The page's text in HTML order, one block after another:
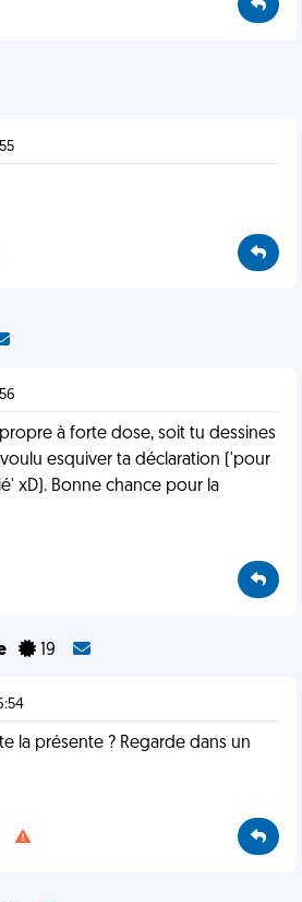
à forte dose, soit tu dessines
esquiver ta déclaration ('pour
xD). Bonne chance pour la
19
la présente ? Regarde dans un